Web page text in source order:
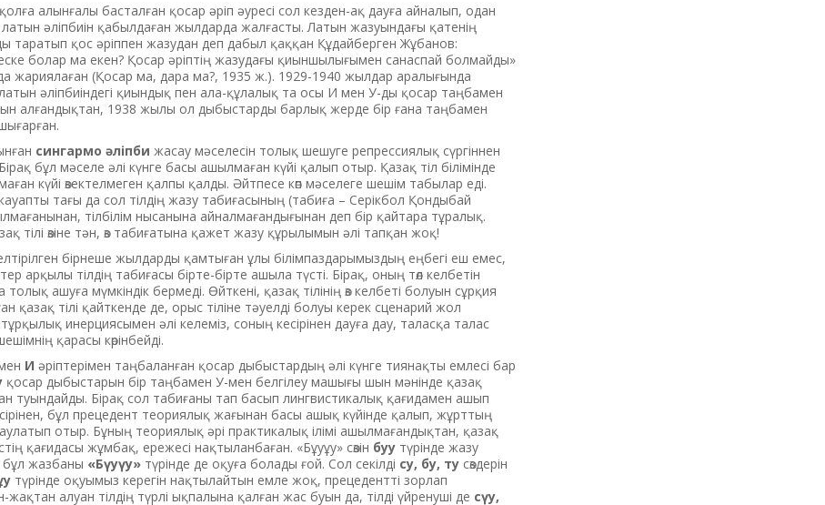
алынғалы басталған қосар әріп әуресі сол кезден-ақ дауға айналып, одан
латын әліпбиін қабылдаған жылдарда жалғасты. Латын жазуындағы қатенің
таратып қос әріппен жазудан деп дабыл қаққан Құдайберген Жұбанов:
болар ма екен? Қосар әріптің жазудағы қиыншылығымен санаспай болмайды»
жариялаған (Қосар ма, дара ма?, 1935 ж.). 1929-1940 жылдар аралығында
әліпбиіндегі қиындық пен ала-құлалық та осы И мен У-ды қосар таңбамен
алғандықтан, 1938 жылы ол дыбыстарды барлық жерде бір ғана таңбамен
сингармо әліпби жасау мәселесін толық шешуге репрессиялық сүргіннен
бұл мәселе әлі күнге басы ашылмаған күйі қалып отыр. Қазақ тіл білімінде
күйі өзектелмеген қалпы қалды. Әйтпесе көп мәселеге шешім табылар еді.
тағы да сол тілдің жазу табиғасының (табиға – Серікбол Қондыбай
тілбілім нысанына айналмағандығынан деп бір қайтара тұралық.
тілі өзіне тән, өз табиғатына қажет жазу құрылымын әлі тапқан жоқ!
бірнеше жылдарды қамтыған ұлы білімпаздарымыздың еңбегі еш емес,
арқылы тілдің табиғасы бірте-бірте ашыла түсті. Бірақ, оның төл келбетін
толық ашуға мүмкіндік бермеді. Өйткені, қазақ тілінің өз келбеті болуын сұрқия
қазақ тілі қайткенде де, орыс тіліне тәуелді болуы керек сценарий жол
инерциясымен әлі келеміз, соның кесірінен дауға дау, таласқа талас
қарасы көрінбейді.
И әріптерімен таңбаланған қосар дыбыстардың әлі күнге тиянақты емлесі бар
қосар дыбыстарын бір таңбамен У-мен белгілеу машығы шын мәнінде қазақ
туындайды. Бірақ сол табиғаны тап басып лингвистикалық қағидамен ашып
бұл прецедент теориялық жағынан басы ашық күйінде қалып, жұрттың
саулатып отыр. Бұның теориялық әрі практикалық ілімі ашылмағандықтан, қазақ
қағидасы жұмбақ, ережесі нақтыланбаған. «Бұуұу» сөзін буу түрінде жазу
жазбаны «Бүуүу» түрінде де оқуға болады ғой. Сол секілді су, бу, ту сөздерін
түрінде оқуымыз керегін нақтылайтын емле жоқ, прецедентті зорлап
жақтан алуан тілдің түрлі ықпалына қалған жас буын да, тілді үйренуші де сүу,